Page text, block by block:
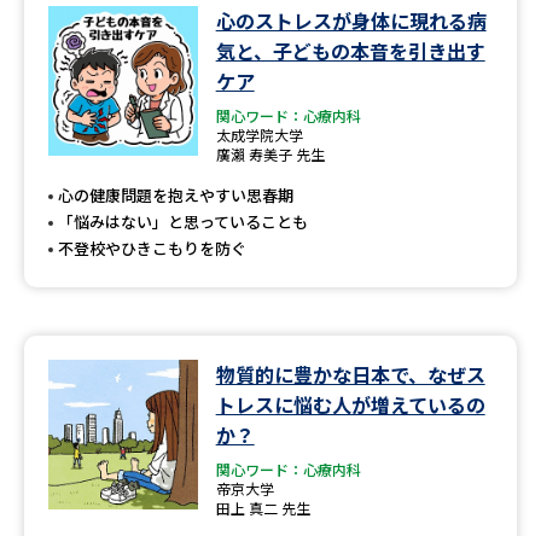
過去問題集
大学・短大以外の資料から請求
専門学校の資料請求 大学院の資料請求
留学・進学関連、塾・予備校
大学入学共通テスト「受験案
内」の請求
大学入学共通テスト「受験上の
高等学校（情報）教員資格認定
大学研究
心のストレスが身体に現れる病
気と、子どもの本音を引き出す
ケア
関心ワード：心療内科
太成学院大学
廣瀨 寿美子 先生
心の健康問題を抱えやすい思春期
「悩みはない」と思っていることも
不登校やひきこもりを防ぐ
物質的に豊かな日本で、なぜス
トレスに悩む人が増えているの
か？
関心ワード：心療内科
帝京大学
田上 真二 先生